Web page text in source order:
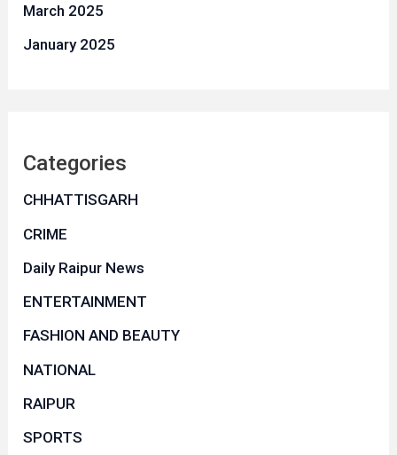
March 2025
January 2025
Categories
CHHATTISGARH
CRIME
Daily Raipur News
ENTERTAINMENT
FASHION AND BEAUTY
NATIONAL
RAIPUR
SPORTS